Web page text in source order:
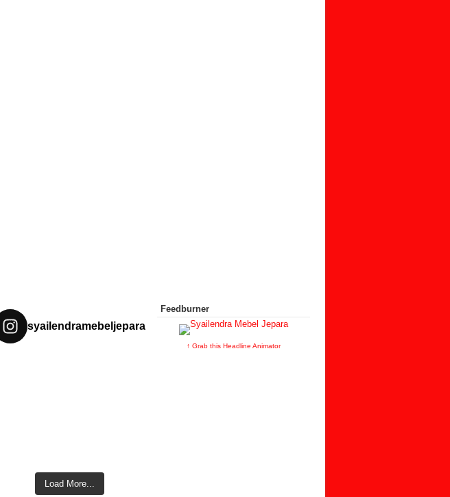
syailendramebeljepara
Load More...
Feedburner
↑ Grab this Headline Animator